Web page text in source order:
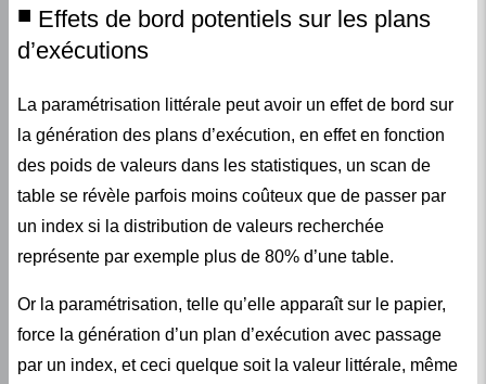
Effets de bord potentiels sur les plans
d’exécutions
La paramétrisation littérale peut avoir un effet de bord sur
la génération des plans d’exécution, en effet en fonction
des poids de valeurs dans les statistiques, un scan de
table se révèle parfois moins coûteux que de passer par
un index si la distribution de valeurs recherchée
représente par exemple plus de 80% d’une table.
Or la paramétrisation, telle qu’elle apparaît sur le papier,
force la génération d’un plan d’exécution avec passage
par un index, et ceci quelque soit la valeur littérale, même